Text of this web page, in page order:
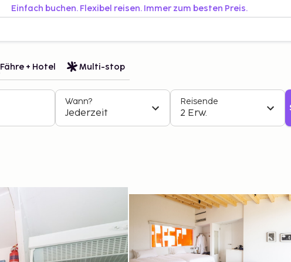
Einfach buchen. Flexibel reisen. Immer zum besten Preis.
Fähre + Hotel Multi-stop
Wann?
Jederzeit
Reisende
2 Erw.